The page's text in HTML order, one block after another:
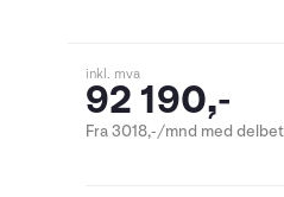
inkl. mva
92 190,-
Fra 3018,-/mnd med